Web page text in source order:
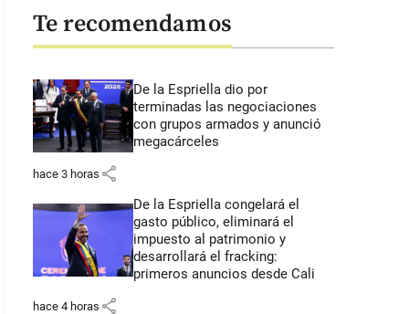
Te recomendamos
De la Espriella dio por
terminadas las negociaciones
con grupos armados y anunció
megacárceles
hace 3 horas share
De la Espriella congelará el
gasto público, eliminará el
impuesto al patrimonio y
desarrollará el fracking:
primeros anuncios desde Cali
hace 4 horas share